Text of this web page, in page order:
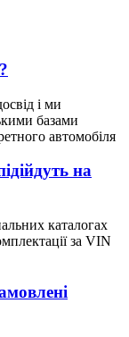
і ми
базами
автомобіля
на
каталогах
за VIN